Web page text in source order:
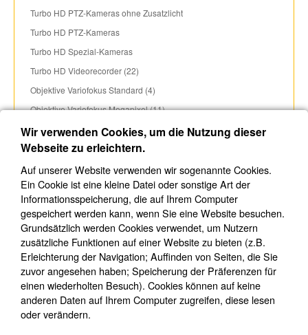
Turbo HD PTZ-Kameras ohne Zusatzlicht
Turbo HD PTZ-Kameras
Turbo HD Spezial-Kameras
Turbo HD Videorecorder (22)
Objektive Variofokus Standard (4)
Objektive Variofokus Megapixel (11)
Monitore (25)
Bedienpulte (5)
Gehäuse, Halterungen, Zubehör (250)
Kabel, Stecker und Konverter (105)
Stromversorgung (30)
Switches & andere Komponenten (65)
Ajax►
Bodycams►
Medientechnik►
Sprechanlagen►
Zutrittskontrolle►
Wir verwenden Cookies, um die Nutzung dieser
Webseite zu erleichtern.
Auf unserer Website verwenden wir sogenannte Cookies.
Ein Cookie ist eine kleine Datei oder sonstige Art der
Informationsspeicherung, die auf Ihrem Computer
gespeichert werden kann, wenn Sie eine Website besuchen.
Grundsätzlich werden Cookies verwendet, um Nutzern
zusätzliche Funktionen auf einer Website zu bieten (z.B.
Erleichterung der Navigation; Auffinden von Seiten, die Sie
zuvor angesehen haben; Speicherung der Präferenzen für
einen wiederholten Besuch). Cookies können auf keine
anderen Daten auf Ihrem Computer zugreifen, diese lesen
oder verändern.